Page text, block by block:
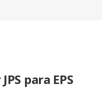
para EPS